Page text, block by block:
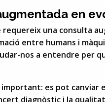
en
una consulta
entre humans i
nos a entendre per
es pot canviar
diagnòstic i la